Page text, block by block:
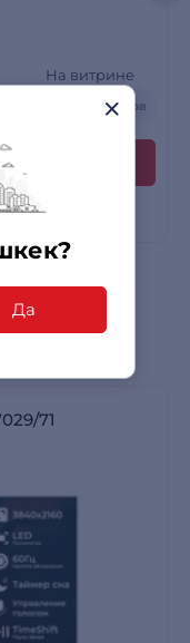
Да
На витрине
+ до 333 бонусов
71